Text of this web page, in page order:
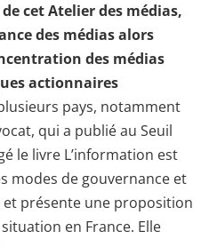
cet Atelier des médias,
des médias alors
des médias
actionnaires
pays, notamment
qui a publié au Seuil
le livre L’information est
modes de gouvernance et
et présente une proposition
en France. Elle